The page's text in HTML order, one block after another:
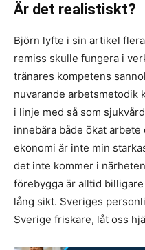
Är det realistiskt?
Björn lyfte i sin artikel
remiss skulle fungera i
tränares kompetens
nuvarande arbetsmetodik
i linje med så som
innebära både ökat
ekonomi är inte min
det inte kommer i
förebygga är alltid
lång sikt. Sveriges
Sverige friskare, låt oss